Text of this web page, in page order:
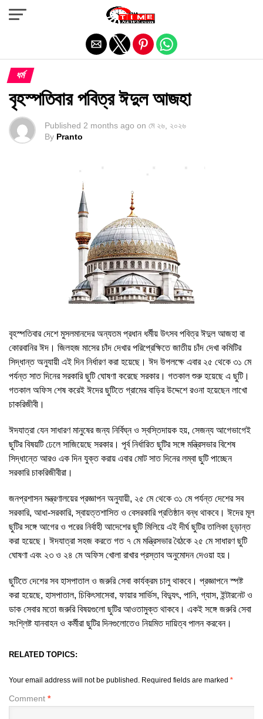
ধর্ম
বৃহস্পতিবার পবিত্র ঈদুল আজহা
Published 2 months ago on মে ২৬, ২০২৬
By Pranto
বৃহস্পতিবার দেশে মুসলমানদের অন্যতম প্রধান ধর্মীয় উৎসব পবিত্র ঈদুল আজহা বা
কোরবানির ঈদ। জিলহজ মাসের চাঁদ দেখার পরিপ্রেক্ষিতে জাতীয় চাঁদ দেখা কমিটির
সিদ্ধান্ত অনুযায়ী এই দিন নির্ধারণ করা হয়েছে। ঈদ উপলক্ষে এবার ২৫ থেকে ৩১ মে
পর্যন্ত সাত দিনের সরকারি ছুটি ঘোষণা করেছে সরকার। গতকাল শুরু হয়েছে এ ছুটি।
গতকাল অফিস শেষ করেই ঈদের ছুটিতে গ্রামের বাড়ির উদ্দেশে রওনা হয়েছেন লাখো
চাকরিজীবী।
ঈদযাত্রা যেন সাধারণ মানুষের জন্য নির্বিঘ্ন ও স্বস্তিদায়ক হয়, সেজন্য আগেভাগেই
ছুটির বিষয়টি ঢেলে সাজিয়েছে সরকার। পূর্ব নির্ধারিত ছুটির সঙ্গে মন্ত্রিসভার বিশেষ
সিদ্ধান্তে আরও এক দিন যুক্ত করায় এবার মোট সাত দিনের লম্বা ছুটি পাচ্ছেন
সরকারি চাকরিজীবীরা।
জনপ্রশাসন মন্ত্রণালয়ের প্রজ্ঞাপন অনুযায়ী, ২৫ মে থেকে ৩১ মে পর্যন্ত দেশের সব
সরকারি, আধা-সরকারি, স্বায়ত্তশাসিত ও বেসরকারি প্রতিষ্ঠান বন্ধ থাকবে। ঈদের মূল
ছুটির সঙ্গে আগের ও পরের নির্বাহী আদেশের ছুটি মিলিয়ে এই দীর্ঘ ছুটির তালিকা চূড়ান্ত
করা হয়েছে। ঈদযাত্রা সহজ করতে গত ৭ মে মন্ত্রিসভার বৈঠকে ২৫ মে সাধারণ ছুটি
ঘোষণা এবং ২৩ ও ২৪ মে অফিস খোলা রাখার প্রস্তাব অনুমোদন দেওয়া হয়।
ছুটিতে দেশের সব হাসপাতাল ও জরুরি সেবা কার্যক্রম চালু থাকবে। প্রজ্ঞাপনে স্পষ্ট
করা হয়েছে, হাসপাতাল, চিকিৎসাসেবা, ফায়ার সার্ভিস, বিদ্যুৎ, পানি, গ্যাস, ইন্টারনেট ও
ডাক সেবার মতো জরুরি বিষয়গুলো ছুটির আওতামুক্ত থাকবে। একই সঙ্গে জরুরি সেবা
সংশ্লিষ্ট যানবাহন ও কর্মীরা ছুটির দিনগুলোতেও নিয়মিত দায়িত্ব পালন করবেন।
RELATED TOPICS:
Your email address will not be published. Required fields are marked *
Comment *
Exit mobile version